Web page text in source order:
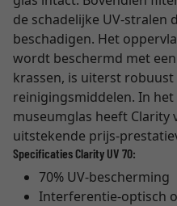
de schadelijke UV-stralen
beschadigen. Het
wordt beschermd met
krassen, is uiterst
reinigingsmiddelen. In
museumglas heeft Clarity
uitstekende prijs-
Specificaties Clarity UV 70:
70% UV-bescherming
Interferentie-optisch